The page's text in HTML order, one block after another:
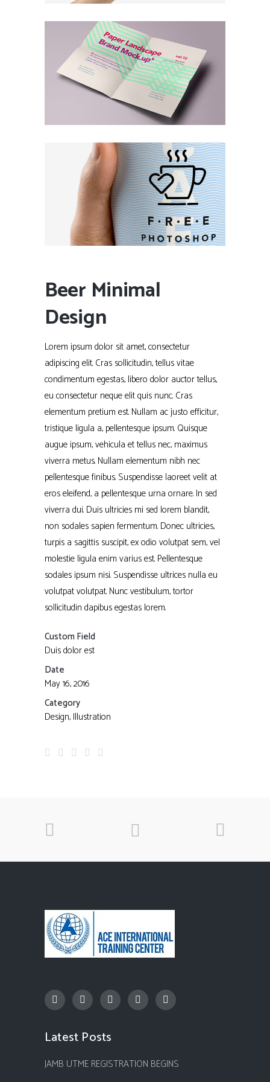
Beer Minimal
Design
Lorem ipsum dolor sit amet, consectetur
adipiscing elit. Cras sollicitudin, tellus vitae
condimentum egestas, libero dolor auctor tellus,
eu consectetur neque elit quis nunc. Cras
elementum pretium est. Nullam ac justo efficitur,
tristique ligula a, pellentesque ipsum. Quisque
augue ipsum, vehicula et tellus nec, maximus
viverra metus. Nullam elementum nibh nec
pellentesque finibus. Suspendisse laoreet velit at
eros eleifend, a pellentesque urna ornare. In sed
viverra dui. Duis ultricies mi sed lorem blandit,
non sodales sapien fermentum. Donec ultricies,
turpis a sagittis suscipit, ex odio volutpat sem, vel
molestie ligula enim varius est. Pellentesque
sodales ipsum nisi. Suspendisse ultrices nulla eu
volutpat volutpat. Nunc vestibulum, tortor
sollicitudin dapibus egestas lorem.
Custom Field
Duis dolor est
Date
May 16, 2016
Category
Design, Illustration
Latest Posts
JAMB UTME REGISTRATION BEGINS